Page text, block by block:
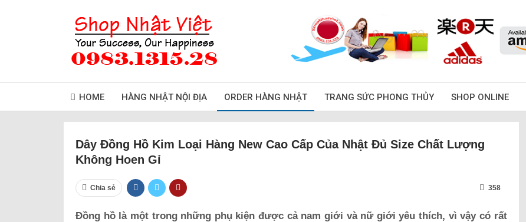
HOME HÀNG NHẬT NỘI ĐỊA ORDER HÀNG NHẬT TRANG SỨC PHONG THỦY SHOP ONLINE
Dây Đồng Hồ Kim Loại Hàng New Cao Cấp Của Nhật Đủ Size Chất Lượng
Không Hoen Gỉ
Chia sẻ 358
Đồng hồ là một trong những phụ kiện được cả nam giới và nữ giới yêu thích, vì vậy có rất